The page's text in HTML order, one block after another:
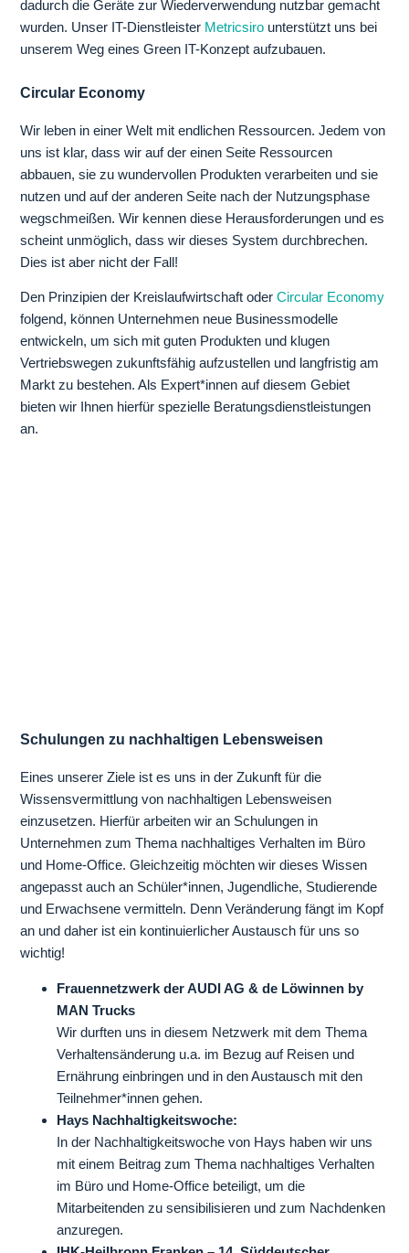
dadurch die Geräte zur Wiederverwendung nutzbar gemacht
wurden. Unser IT-Dienstleister Metricsiro unterstützt uns bei
unserem Weg eines Green IT-Konzept aufzubauen.
Circular Economy
Wir leben in einer Welt mit endlichen Ressourcen. Jedem von
uns ist klar, dass wir auf der einen Seite Ressourcen
abbauen, sie zu wundervollen Produkten verarbeiten und sie
nutzen und auf der anderen Seite nach der Nutzungsphase
wegschmeißen. Wir kennen diese Herausforderungen und es
scheint unmöglich, dass wir dieses System durchbrechen.
Dies ist aber nicht der Fall!
Den Prinzipien der Kreislaufwirtschaft oderCircular Economy
folgend, können Unternehmen neue Businessmodelle
entwickeln, um sich mit guten Produkten und klugen
Vertriebswegen zukunftsfähig aufzustellen und langfristig am
Markt zu bestehen. Als Expert*innen auf diesem Gebiet
bieten wir Ihnen hierfür spezielle Beratungsdienstleistungen
an.
Schulungen zu nachhaltigen Lebensweisen
Eines unserer Ziele ist es uns in der Zukunft für die
Wissensvermittlung von nachhaltigen Lebensweisen
einzusetzen. Hierfür arbeiten wir an Schulungen in
Unternehmen zum Thema nachhaltiges Verhalten im Büro
und Home-Office. Gleichzeitig möchten wir dieses Wissen
angepasst auch an Schüler*innen, Jugendliche, Studierende
und Erwachsene vermitteln. Denn Veränderung fängt im Kopf
an und daher ist ein kontinuierlicher Austausch für uns so
wichtig!
Frauennetzwerk der AUDI AG & de Löwinnen by
MAN Trucks
Wir durften uns in diesem Netzwerk mit dem Thema
Verhaltensänderung u.a. im Bezug auf Reisen und
Ernährung einbringen und in den Austausch mit den
Teilnehmer*innen gehen.
Hays Nachhaltigkeitswoche:
In der Nachhaltigkeitswoche von Hays haben wir uns
mit einem Beitrag zum Thema nachhaltiges Verhalten
im Büro und Home-Office beteiligt, um die
Mitarbeitenden zu sensibilisieren und zum Nachdenken
anzuregen.